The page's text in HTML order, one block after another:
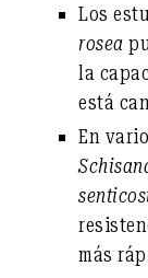
Los
rosea
la
está
En
más